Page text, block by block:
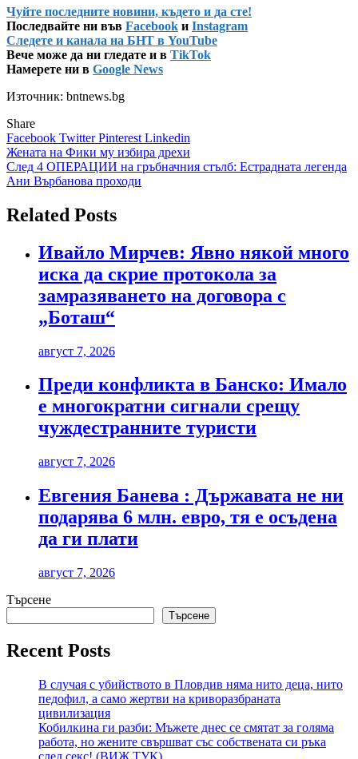
Чуйте последните новини, където и да сте!
Последвайте ни във Facebook и Instagram
Следете и канала на БНТ в YouTube
Вече може да ни гледате и в TikTok
Намерете ни в Google News
Източник: bntnews.bg
Share
Facebook TwitterPinterest Linkedin
Навигация
Жената на Фики му избира дрехи
След 4 ОПЕРАЦИИ на гръбначния стълб: Естрадната легенда
Ани Върбанова проходи
Related Posts
Ивайло Мирчев: Явно някой много
иска да скрие протокола за
замразяването на договора с
„Боташ“
август 7, 2026
Преди конфликта в Банско: Имало
е многократни сигнали срещу
чуждестранните туристи
август 7, 2026
Евгения Банева : Държавата не ни
подарява 6 млн. евро, тя е осъдена
да ги плати
август 7, 2026
Търсене
Търсене
Recent Posts
В случая с убийството в Пловдив няма нито деца, нито
педофил, а само жертви на криворазбраната
цивилизация
Кобилкина ги разби: Мъжете днес се смятат за голяма
работа, но жените свършват със собствената си ръка
след секс! (ВИЖ ТУК)